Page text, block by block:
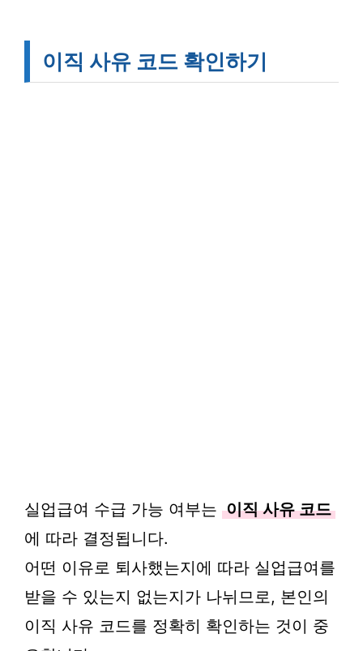
이직 사유 코드 확인하기
실업급여 수급 가능 여부는 이직 사유 코드
에 따라 결정됩니다.
어떤 이유로 퇴사했는지에 따라 실업급여를
받을 수 있는지 없는지가 나뉘므로, 본인의
이직 사유 코드를 정확히 확인하는 것이 중